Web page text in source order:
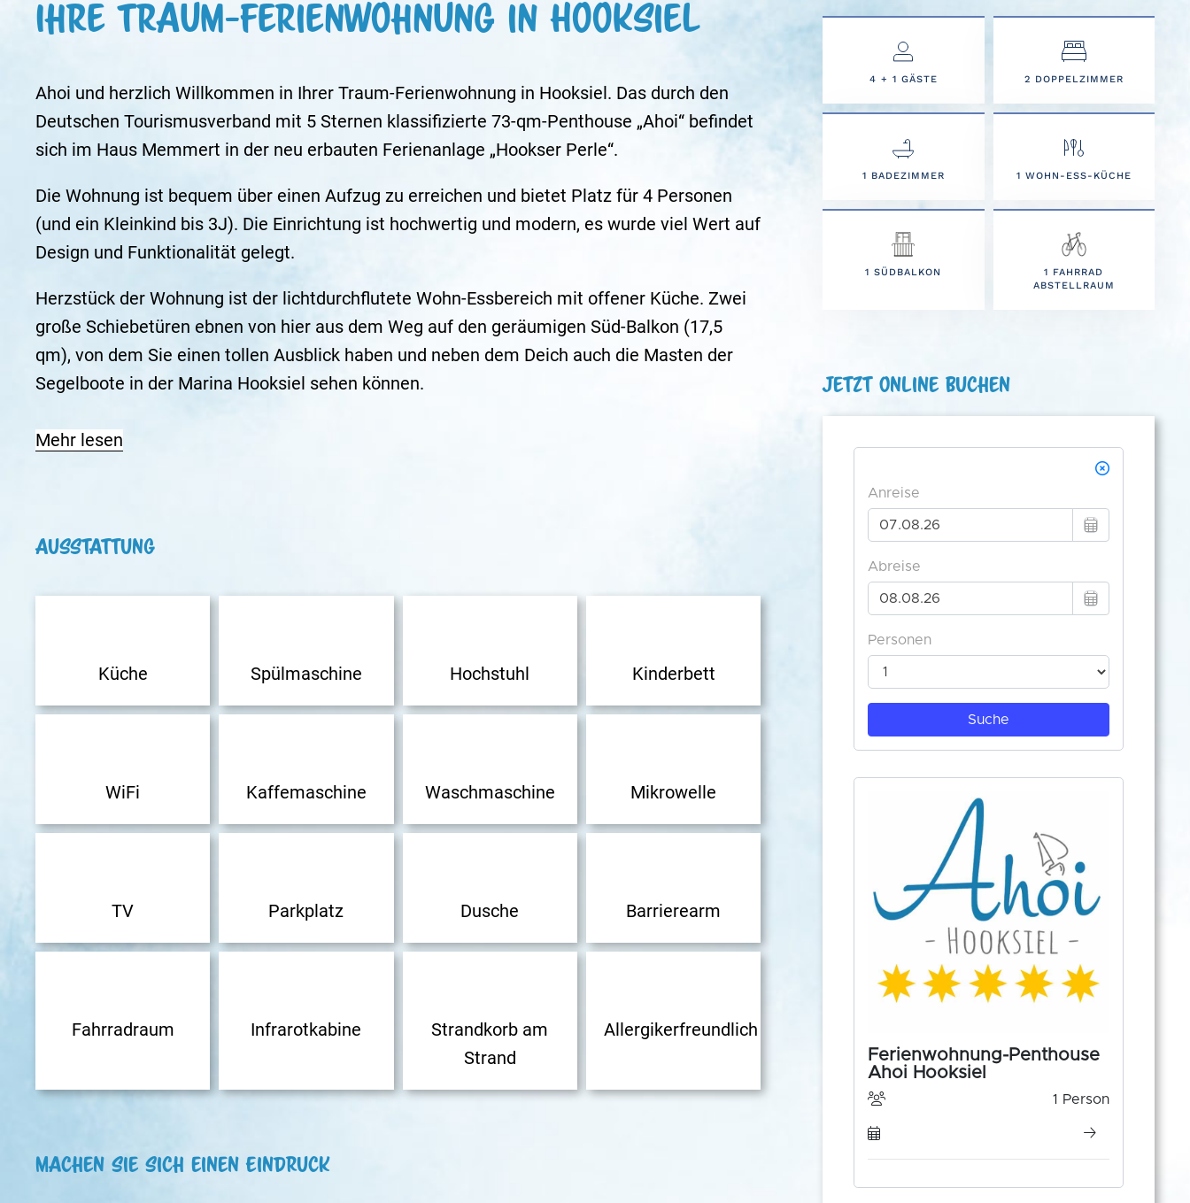
Ihre Traum-Ferienwohnung in Hooksiel
Ahoi und herzlich Willkommen in Ihrer Traum-Ferienwohnung in Hooksiel. Das durch den
Deutschen Tourismusverband mit 5 Sternen klassifizierte 73-qm-Penthouse „Ahoi“ befindet
sich im Haus Memmert in der neu erbauten Ferienanlage „Hookser Perle“.
Die Wohnung ist bequem über einen Aufzug zu erreichen und bietet Platz für 4 Personen
(und ein Kleinkind bis 3J). Die Einrichtung ist hochwertig und modern, es wurde viel Wert auf
Design und Funktionalität gelegt.
Herzstück der Wohnung ist der lichtdurchflutete Wohn-Essbereich mit offener Küche. Zwei
große Schiebetüren ebnen von hier aus dem Weg auf den geräumigen Süd-Balkon (17,5
qm), von dem Sie einen tollen Ausblick haben und neben dem Deich auch die Masten der
Segelboote in der Marina Hooksiel sehen können.
Mehr lesen
Ausstattung
Küche Spülmaschine Hochstuhl Kinderbett
WiFi Kaffemaschine Waschmaschine Mikrowelle
TV Parkplatz Dusche Barrierearm
Fahrradraum Infrarotkabine
Strandkorb am
Strand
Allergikerfreundlich
Machen SIe sich einen Eindruck
4 + 1 GÄSTE 2 DOPPELZIMMER
1 BADEZIMMER 1 WOHN-ESS-KÜCHE
1 SÜDBALKON
1 FAHRRAD
ABSTELLRAUM
Jetzt online Buchen